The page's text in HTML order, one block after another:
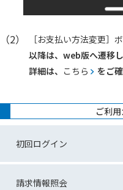
（2）
［お支払い方法変更］
以降は、web版へ遷移し
詳細は、 こちら をご
ご利
初回ログイン
ご利用前の注意事項
請求情報照会